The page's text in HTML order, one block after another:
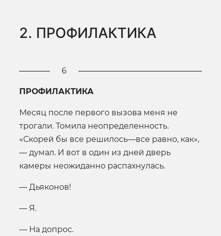
2. ПРОФИЛАКТИКА
6
ПРОФИЛАКТИКА
Месяц после первого вызова меня не
трогали. Томила неопределенность.
«Скорей бы все решилось—все равно, как»,
— думал. И вот в один из дней дверь
камеры неожиданно распахнулась.
— Дьяконов!
— Я.
— На допрос.